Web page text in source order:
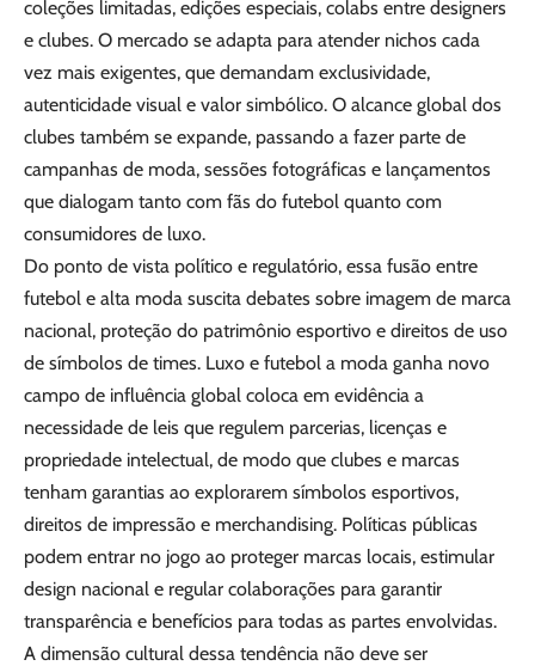
coleções limitadas, edições especiais, colabs entre designers
e clubes. O mercado se adapta para atender nichos cada
vez mais exigentes, que demandam exclusividade,
autenticidade visual e valor simbólico. O alcance global dos
clubes também se expande, passando a fazer parte de
campanhas de moda, sessões fotográficas e lançamentos
que dialogam tanto com fãs do futebol quanto com
consumidores de luxo.
Do ponto de vista político e regulatório, essa fusão entre
futebol e alta moda suscita debates sobre imagem de marca
nacional, proteção do patrimônio esportivo e direitos de uso
de símbolos de times. Luxo e futebol a moda ganha novo
campo de influência global coloca em evidência a
necessidade de leis que regulem parcerias, licenças e
propriedade intelectual, de modo que clubes e marcas
tenham garantias ao explorarem símbolos esportivos,
direitos de impressão e merchandising. Políticas públicas
podem entrar no jogo ao proteger marcas locais, estimular
design nacional e regular colaborações para garantir
transparência e benefícios para todas as partes envolvidas.
A dimensão cultural dessa tendência não deve ser